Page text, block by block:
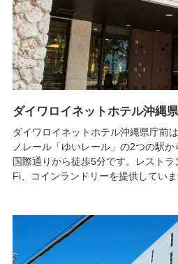
ダイワロイネットホテル沖縄
ダイワロイネットホテル沖縄県庁前
ノレール「ゆいレール」の2つの駅
国際通りから徒歩5分です。レスト
Fi、コインランドリーを提供してい